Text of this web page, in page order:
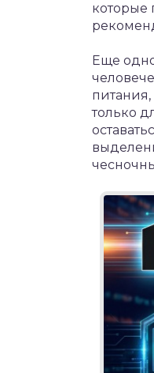
которые
Еще
только